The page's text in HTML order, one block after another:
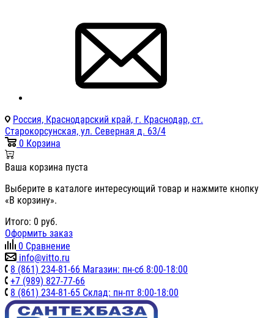
Россия, Краснодарский край, г. Краснодар, ст.
Старокорсунская, ул. Северная д. 63/4
0 Корзина
Ваша корзина пуста
Выберите в каталоге интересующий товар и нажмите кнопку
«В корзину».
Итого: 0 руб.
Оформить заказ
0 Сравнение
info@vitto.ru
8 (861) 234-81-66 Магазин: пн-сб 8:00-18:00
+7 (989) 827-77-66
8 (861) 234-81-65 Склад: пн-пт 8:00-18:00